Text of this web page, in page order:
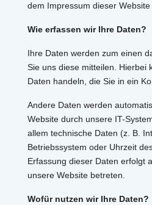
dem Impressum dieser
Wie erfassen wir Ihre Daten?
Ihre Daten werden zum einen
Sie uns diese mitteilen. Hierbei
Daten handeln, die Sie in ein
Andere Daten werden
Website durch unsere IT-
allem technische Daten (z. B.
Betriebssystem oder Uhrzeit
Erfassung dieser Daten erfolgt
unsere Website betreten.
Wofür nutzen wir Ihre Daten?